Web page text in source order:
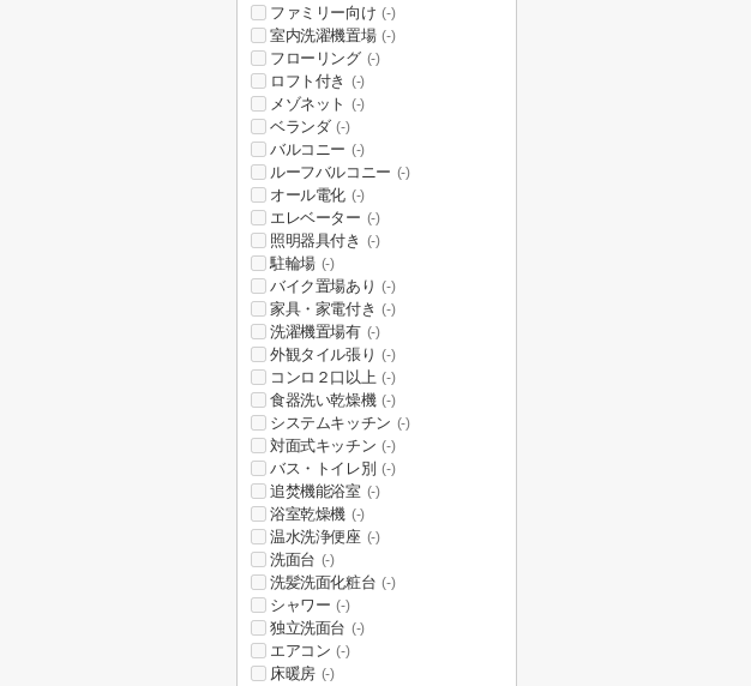
ファミリー向け (-)
室内洗濯機置場 (-)
フローリング (-)
ロフト付き (-)
メゾネット (-)
ベランダ (-)
バルコニー (-)
ルーフバルコニー (-)
オール電化 (-)
エレベーター (-)
照明器具付き (-)
駐輪場 (-)
バイク置場あり (-)
家具・家電付き (-)
洗濯機置場有 (-)
外観タイル張り (-)
コンロ２口以上 (-)
食器洗い乾燥機 (-)
システムキッチン (-)
対面式キッチン (-)
バス・トイレ別 (-)
追焚機能浴室 (-)
浴室乾燥機 (-)
温水洗浄便座 (-)
洗面台 (-)
洗髪洗面化粧台 (-)
シャワー (-)
独立洗面台 (-)
エアコン (-)
床暖房 (-)